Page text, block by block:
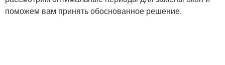
поможем вам принять обоснованное решение.